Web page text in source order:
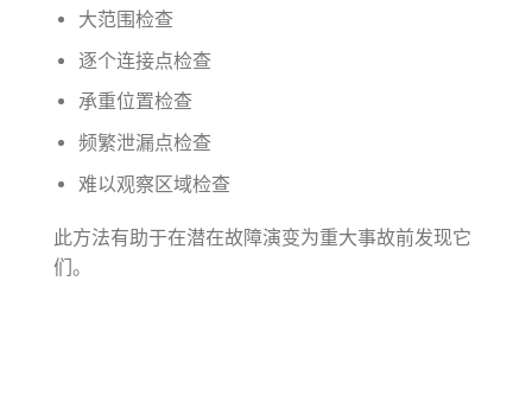
大范围检查
逐个连接点检查
承重位置检查
频繁泄漏点检查
难以观察区域检查
此方法有助于在潜在故障演变为重大事故前发现它
们。